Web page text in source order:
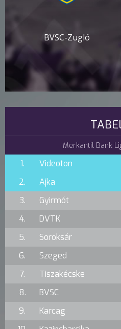
BVSC-Zugló
Merkantil Bank
1. Videoton
2.
Ajka
3.
Gyirmót
4.
DVTK
5.
Soroksár
6.
Szeged
7.
Tiszakécske
8.
BVSC
9.
Karcag